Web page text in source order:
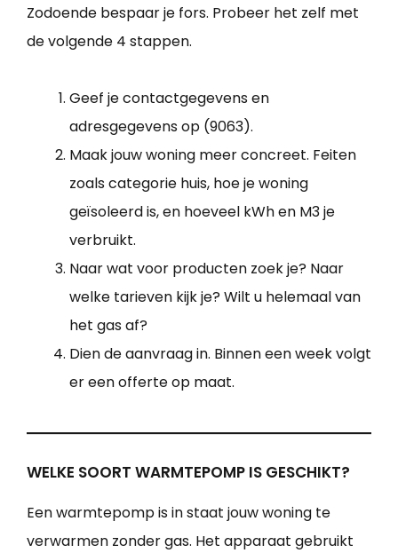
Zodoende bespaar je fors. Probeer het zelf met
de volgende 4 stappen.
Geef je contactgegevens en
adresgegevens op (9063).
Maak jouw woning meer concreet. Feiten
zoals categorie huis, hoe je woning
geïsoleerd is, en hoeveel kWh en M3 je
verbruikt.
Naar wat voor producten zoek je? Naar
welke tarieven kijk je? Wilt u helemaal van
het gas af?
Dien de aanvraag in. Binnen een week volgt
er een offerte op maat.
WELKE SOORT WARMTEPOMP IS GESCHIKT?
Een warmtepomp is in staat jouw woning te
verwarmen zonder gas. Het apparaat gebruikt